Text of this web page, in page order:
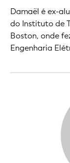
Damaël é ex-
do Instituto de
Boston, onde
Engenharia